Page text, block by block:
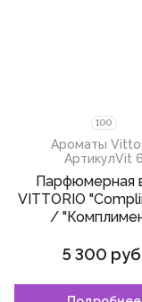
100
Ароматы
АртикулVit 6
Парфюмерная
VITTORIO
/
5 300